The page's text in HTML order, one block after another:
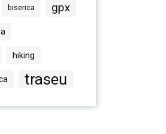
biserica gpx
hiking
traseu